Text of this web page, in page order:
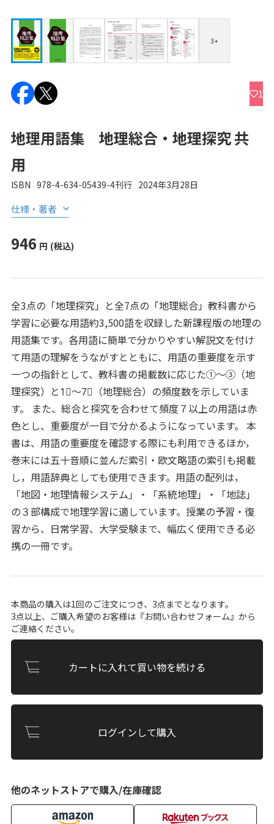
3+
1
地理用語集 地理総合・地理探究 共
用
ISBN 978-4-634-05439-4刊行 2024年3月28日
仕様・著者
946 円 (税込)
全3点の「地理探究」と全7点の「地理総合」教科書から
学習に必要な用語約3,500語を収録した新課程版の地理の
用語集です。各用語に簡単で分かりやすい解説文を付け
て用語の理解をうながすとともに、用語の重要度を示す
一つの指針として、教科書の掲載数に応じた①～③（地
理探究）と1⃣～7⃣（地理総合）の頻度数を示していま
す。 また、総合と探究を合わせて頻度７以上の用語は赤
色とし、重要度が一目で分かるようになっています。 本
書は、用語の重要度を確認する際にも利用できるほか，
巻末には五十音順に並んだ索引・欧文略語の索引も掲載
し，用語辞典としても使用できます。用語の配列は，
「地図・地理情報システム」・「系統地理」・「地誌」
の３部構成で地理学習に適しています。授業の予習・復
習から、日常学習、大学受験まで、幅広く使用できる必
携の一冊です。
本商品の購入は1回のご注文につき、3点までとなります。
3点以上、ご購入希望のお客様は『お問い合わせフォーム』から
ご連絡ください。
カートに入れて買い物を続ける
ログインして購入
他のネットストアで購入/在庫確認